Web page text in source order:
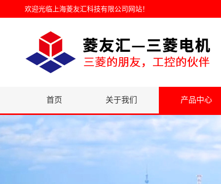
欢迎光临 上海菱友汇科技有限公司网站！
首页 关于我们 产品中心